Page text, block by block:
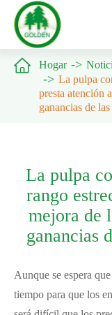
 Hogar
La pulpa
presta atención
ganancias de
La pulpa
rango
mejora de
ganancias
Aunque se espera
tiempo para que los